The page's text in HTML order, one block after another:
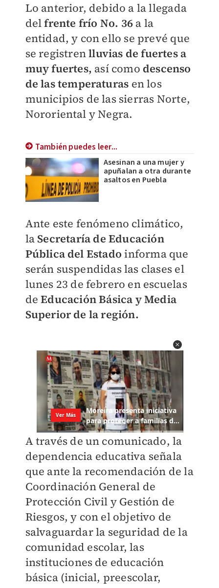
Lo anterior, debido a la llegada
delfrente frío No. 36a la
entidad, y con ello se prevé que
se registrenlluvias de fuertes a
muy fuertes, así como descenso
de las temperaturas en los
municipios de las sierras Norte,
Nororiental y Negra.
También puedes leer...
Asesinan a una mujer y
apuñalan a otra durante
asaltos en Puebla
Ante este fenómeno climático,
laSecretaría de Educación
Pública del Estado informa que
serán suspendidas las clases el
lunes 23 de febrero en escuelas
de Educación Básica y Media
Superior de la región.
A través de un comunicado, la
dependencia educativa señala
que ante la recomendación de la
Coordinación General de
Protección Civil y Gestión de
Riesgos, y con el objetivo de
salvaguardar la seguridad de la
comunidad escolar, las
instituciones de educación
básica (inicial, preescolar,